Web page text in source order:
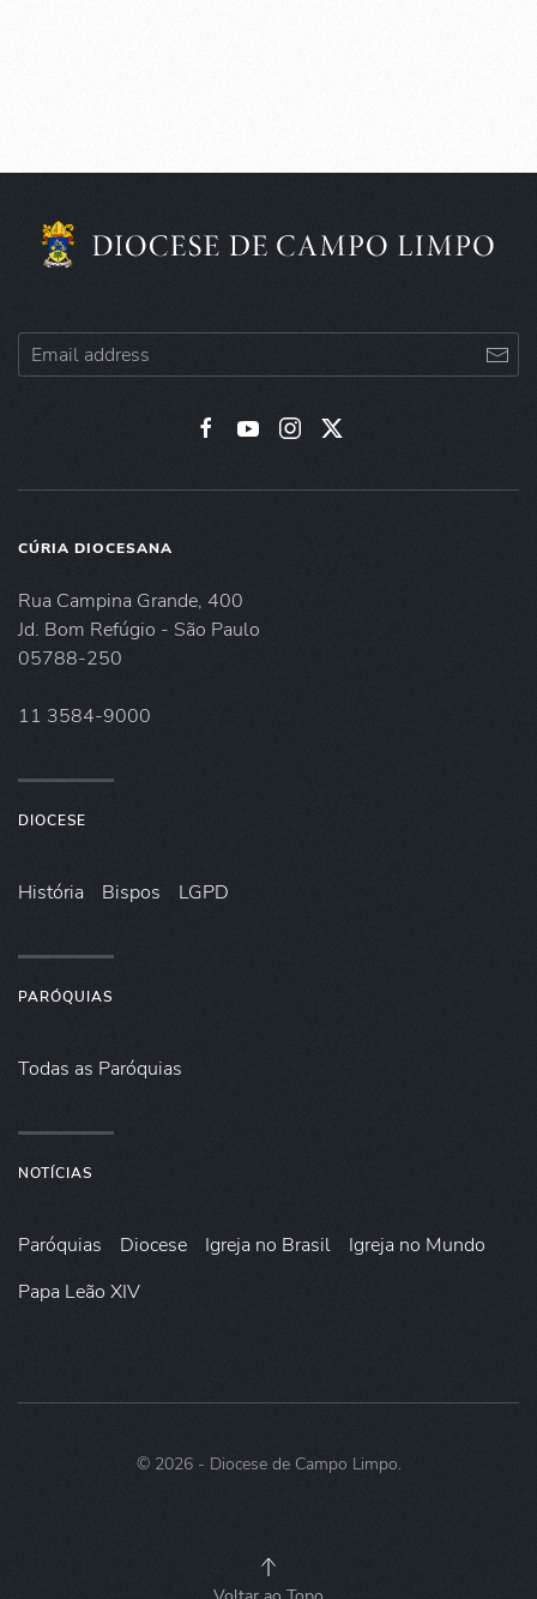
CÚRIA DIOCESANA
Rua Campina Grande, 400
Jd. Bom Refúgio - São Paulo
05788-250
11 3584-9000
DIOCESE
História Bispos LGPD
PARÓQUIAS
Todas as Paróquias
NOTÍCIAS
Paróquias Diocese Igreja no Brasil
Igreja no Mundo
Papa Leão XIV
© 2026- Diocese de Campo Limpo.